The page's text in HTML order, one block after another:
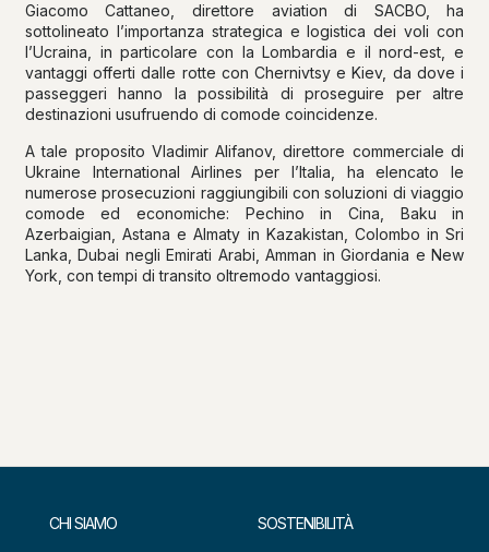
Giacomo Cattaneo, direttore aviation di SACBO, ha
sottolineato l’importanza strategica e logistica dei voli con
l’Ucraina, in particolare con la Lombardia e il nord-est, e
vantaggi offerti dalle rotte con Chernivtsy e Kiev, da dove i
passeggeri hanno la possibilità di proseguire per altre
destinazioni usufruendo di comode coincidenze.
A tale proposito Vladimir Alifanov, direttore commerciale di
Ukraine International Airlines per l’Italia, ha elencato le
numerose prosecuzioni raggiungibili con soluzioni di viaggio
comode ed economiche: Pechino in Cina, Baku in
Azerbaigian, Astana e Almaty in Kazakistan, Colombo in Sri
Lanka, Dubai negli Emirati Arabi, Amman in Giordania e New
York, con tempi di transito oltremodo vantaggiosi.
CHI SIAMO SOSTENIBILITÀ